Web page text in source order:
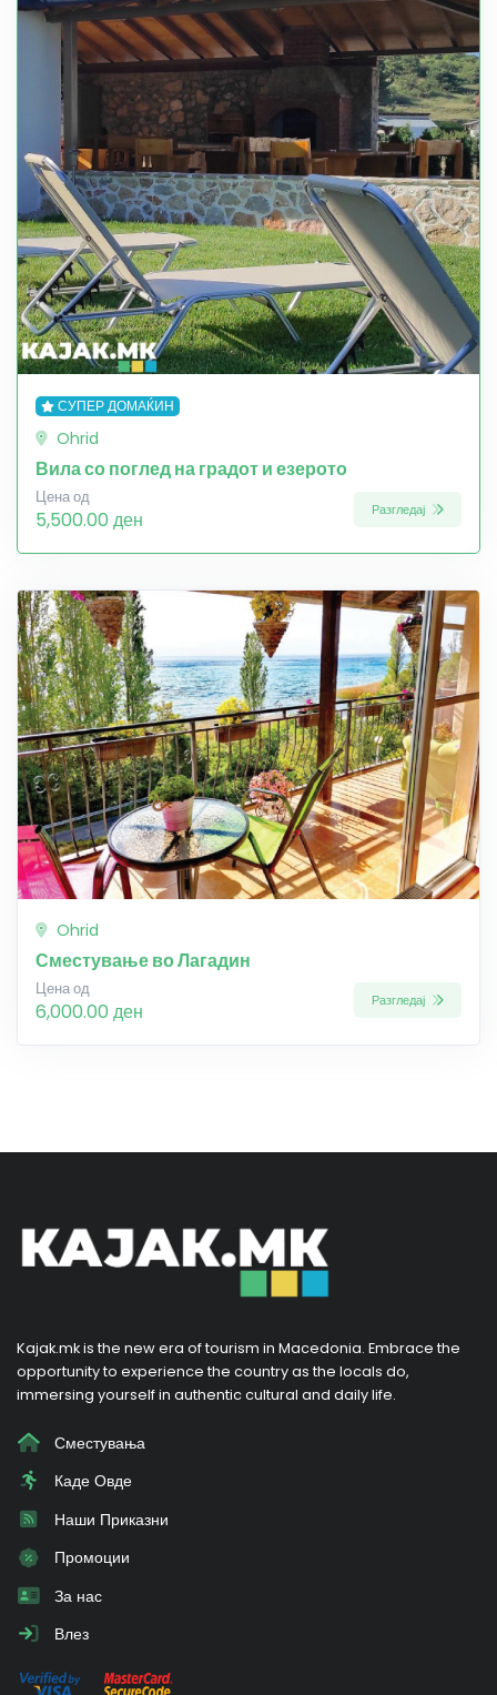
СУПЕР ДОМАЌИН
Ohrid
Вила со поглед на градот и езерото
Цена од
5,500.00 ден Разгледај
Ohrid
Сместување во Лагадин
Цена од
6,000.00 ден Разгледај
Kajak.mk is the new era of tourism in Macedonia. Embrace the
opportunity to experience the country as the locals do,
immersing yourself in authentic cultural and daily life.
Сместувања
Каде Овде
Наши Приказни
Промоции
За нас
Влез